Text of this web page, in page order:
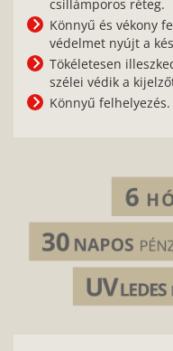
csillámporos réteg.
Könnyű és vékony
védelmet nyújt a
Tökéletesen
szélei védik a
Könnyű felhelyezés.